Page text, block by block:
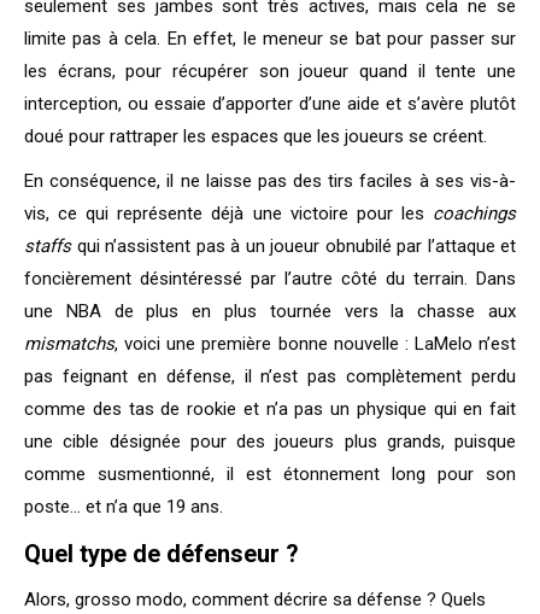
seulement ses jambes sont très actives, mais cela ne se
limite pas à cela. En effet, le meneur se bat pour passer sur
les écrans, pour récupérer son joueur quand il tente une
interception, ou essaie d’apporter d’une aide et s’avère plutôt
doué pour rattraper les espaces que les joueurs se créent.
En conséquence, il ne laisse pas des tirs faciles à ses vis-à-
vis, ce qui représente déjà une victoire pour les coachings
staffsqui n’assistent pas à un joueur obnubilé par l’attaque et
foncièrement désintéressé par l’autre côté du terrain. Dans
une NBA de plus en plus tournée vers la chasse aux
mismatchs, voici une première bonne nouvelle : LaMelo n’est
pas feignant en défense, il n’est pas complètement perdu
comme des tas de rookie et n’a pas un physique qui en fait
une cible désignée pour des joueurs plus grands, puisque
comme susmentionné, il est étonnement long pour son
poste… et n’a que 19 ans.
Quel type de défenseur ?
Alors, grosso modo, comment décrire sa défense ? Quels